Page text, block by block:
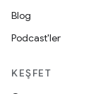
Blog
Podcast'ler
KEŞFET